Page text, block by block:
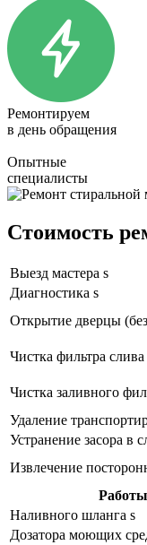
Ремонтируем
в день обращения
Опытные
специалисты
Стоимость
Выезд мастера s
Диагностика s
Открытие дверцы
Чистка фильтра
Чистка заливного
Удаление
Устранение засора в
Извлечение
Наливного шланга s
Дозатора моющих